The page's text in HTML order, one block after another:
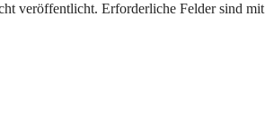
veröffentlicht. Erforderliche Felder sind mit